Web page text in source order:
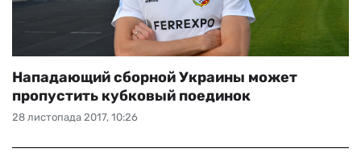
28 листопада 2017, 10:26
Нападающий сборной Украины может
пропустить кубковый поединок